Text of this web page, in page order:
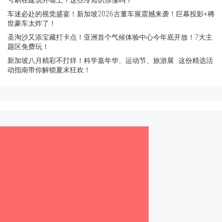
车迷必赴的视觉盛宴！新加坡2026古董车展震撼来袭！巨幕投影+稀
世豪车太炸了！
圣淘沙又添宝藏打卡点！亚洲首个气候体验中心今年底开放！7大主
题区免费玩！
新加坡八月精彩不打烊！科学嘉年华、运动节、旅游展…这份精选活
动指南带你解锁夏末狂欢！